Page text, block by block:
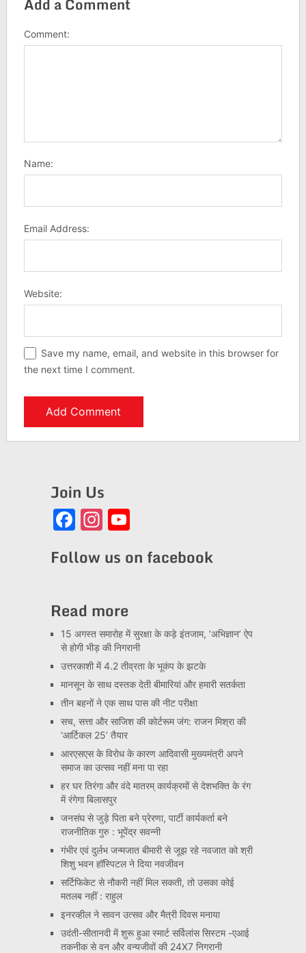
Comment:
Name:
Email Address:
Website:
Save my name, email, and website in this browser for
the next time I comment.
Join Us
Facebook
Instagram
YouTube
Follow us on facebook
Read more
15 अगस्त समारोह में सुरक्षा के कड़े इंतजाम, ‘अभिज्ञान’ ऐप
से होगी भीड़ की निगरानी
उत्तरकाशी में 4.2 तीव्रता के भूकंप के झटके
मानसून के साथ दस्तक देती बीमारियां और हमारी सतर्कता
तीन बहनों ने एक साथ पास की नीट परीक्षा
सच, सत्ता और साजिश की कोर्टरूम जंग: राजन मिश्रा की
‘आर्टिकल 25’ तैयार
आरएसएस के विरोध के कारण आदिवासी मुख्यमंत्री अपने
समाज का उत्सव नहीं मना पा रहा
हर घर तिरंगा और वंदे मातरम् कार्यक्रमों से देशभक्ति के रंग
में रंगेगा बिलासपुर
जनसंघ से जुड़े पिता बने प्रेरणा, पार्टी कार्यकर्ता बने
राजनीतिक गुरु : भूपेंद्र सवन्नी
गंभीर एवं दुर्लभ जन्मजात बीमारी से जूझ रहे नवजात को श्री
शिशु भवन हॉस्पिटल ने दिया नवजीवन
सर्टिफिकेट से नौकरी नहीं मिल सकती, तो उसका कोई
मतलब नहीं : राहुल
इनरव्हील ने सावन उत्सव और मैत्री दिवस मनाया
उदंती-सीतानदी में शुरू हुआ स्मार्ट सर्विलांस सिस्टम -एआई
तकनीक से वन और वन्यजीवों की 24X7 निगरानी